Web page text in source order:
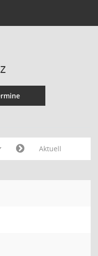
Aktuell